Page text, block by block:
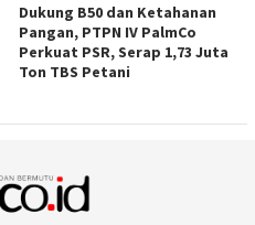
Dukung B50 dan Ketahanan
Pangan, PTPN IV PalmCo
Perkuat PSR, Serap 1,73 Juta
Ton TBS Petani